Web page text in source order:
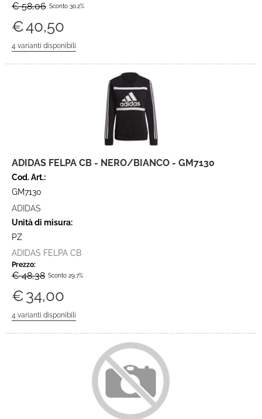
€ 58,06 Sconto 30.2%
€40,50
ADIDAS FELPA CB - NERO/BIANCO - GM7130
Cod. Art.:
GM7130
ADIDAS
Unità di misura:
PZ
ADIDAS FELPA CB
Prezzo:
€ 48,38 Sconto 29.7%
€34,00